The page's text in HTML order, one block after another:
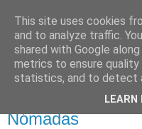
El
Páginas de un escritor
lunes, 30 de junio de
Nómadas
This site uses cookies
and to analyze traffic.
shared with Google
metrics to ensure
statistics, and to detect
LEARN